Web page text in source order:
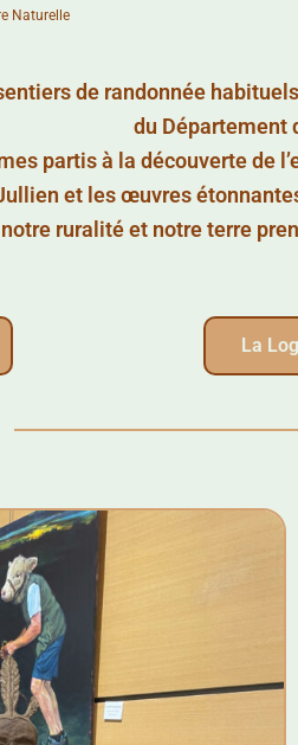
Naturelle
de randonnée
du Département
partis à la découverte de
et les œuvres
notre ruralité et notre terre
La